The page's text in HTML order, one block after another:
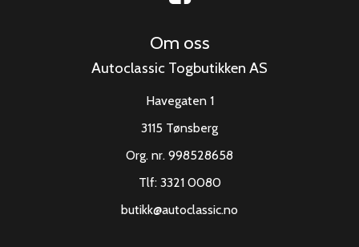
Om oss
Autoclassic Togbutikken AS
Havegaten 1
3115 Tønsberg
Org. nr. 998528658
Tlf: 3321 0080
butikk@autoclassic.no